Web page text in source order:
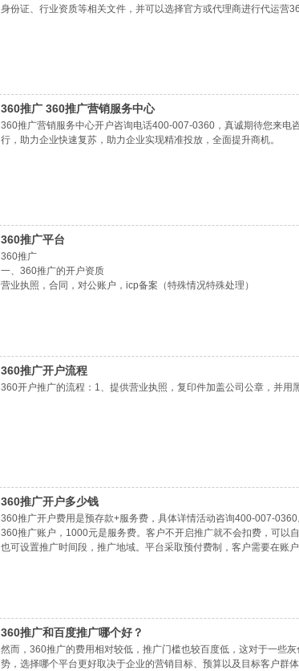
身份证、行业资质等相关文件，并可以选择官方或代理商进行代运营
360推广 360推广营销服务中心
360推广营销服务中心开户咨询电话400-007-0360，真诚期待您来
行，助力企业快速复苏，助力企业实现精准投放，全面提升商机。
360推广平台
360推广
一、360推广的开户资质
营业执照，合同，对公账户，icp备案（特殊情况特殊处理）
择。
四、360推广的账户可设置日预算功能
帮助用户控制单日的最高消费，设置了最高预算，账户花费到达设置
360推广开户流程
360开户推广的流程：1、提供营业执照，复印件加盖公司公章，并用
360推广开户多少钱
360推广开户费用是预存款+服务费，具体详情活动咨询400-007-
360推广账户，1000元是服务费。客户不开启推广就不会扣费，可以
也可设置推广时间段，推广地域。平台采取预付费制，客户需要在账
360推广和百度推广哪个好？
然而，360推广的费用相对较低，推广门槛也较百度低，这对于一些
势，选择哪个平台更好取决于企业的营销目标、预算以及目标客户群体